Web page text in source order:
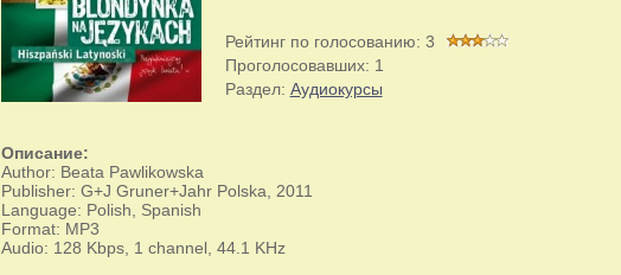
Рейтинг по голосованию: 3
Проголосовавших: 1
Раздел: Аудиокурсы
Описание:
Author: Beata Pawlikowska
Publisher: G+J Gruner+Jahr Polska, 2011
Language: Polish, Spanish
Format: MP3
Audio: 128 Kbps, 1 channel, 44.1 KHz